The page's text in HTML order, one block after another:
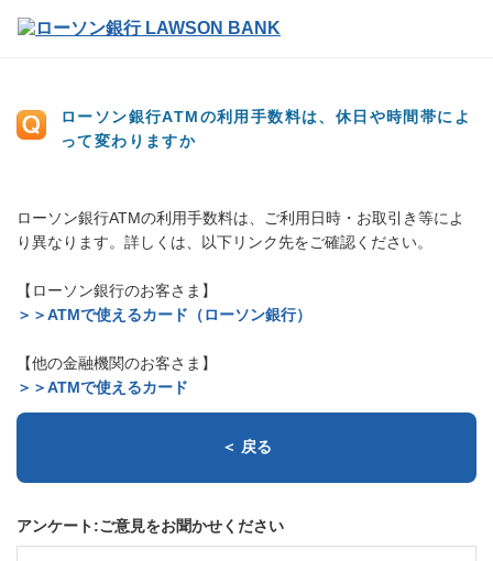
ローソン銀行ATMの利用手数料は、休日や時間帯によ
って変わりますか
ローソン銀行ATMの利用手数料は、ご利用日時・お取引き等によ
り異なります。詳しくは、以下リンク先をご確認ください。
【ローソン銀行のお客さま】
＞＞ATMで使えるカード（ローソン銀行）
【他の金融機関のお客さま】
＞＞ATMで使えるカード
＜ 戻る
アンケート:ご意見をお聞かせください